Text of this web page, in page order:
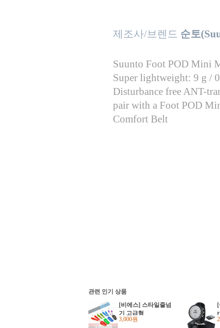
제조사/브렌드 순토
Suunto Foot POD Mini
Super lightweight: 9 g /
Disturbance free ANT-
pair with a Foot POD
Comfort Belt
관련 인기 상품
[비에스] 스타일줄넘
기 고급형
3,000원
r